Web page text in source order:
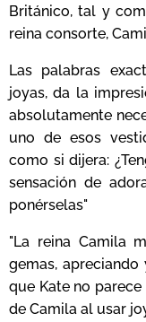
Británico, tal y
reina consorte,
Las palabras
joyas, da la
absolutamente
uno de esos
como si dijera:
sensación de
ponérselas"
"La reina Camila
gemas,
que Kate no
de Camila al usar